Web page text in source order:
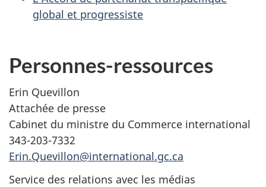
global et progressiste
Personnes-ressources
Erin Quevillon
Attachée de presse
Cabinet du ministre du Commerce international
343-203-7332
Erin.Quevillon@international.gc.ca
Service des relations avec les médias